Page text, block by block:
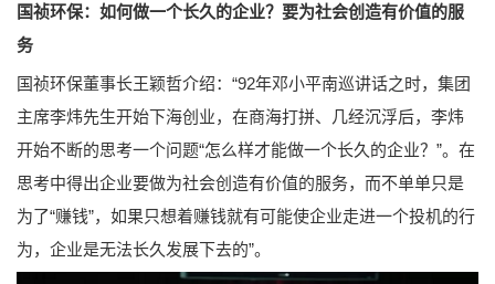
国祯环保：如何做一个长久的企业？要为社会创造有价值的服
务
国祯环保董事长王颖哲介绍：“92年邓小平南巡讲话之时，集团
主席李炜先生开始下海创业，在商海打拼、几经沉浮后，李炜
开始不断的思考一个问题“怎么样才能做一个长久的企业？”。在
思考中得出企业要做为社会创造有价值的服务，而不单单只是
为了“赚钱”，如果只想着赚钱就有可能使企业走进一个投机的行
为，企业是无法长久发展下去的”。